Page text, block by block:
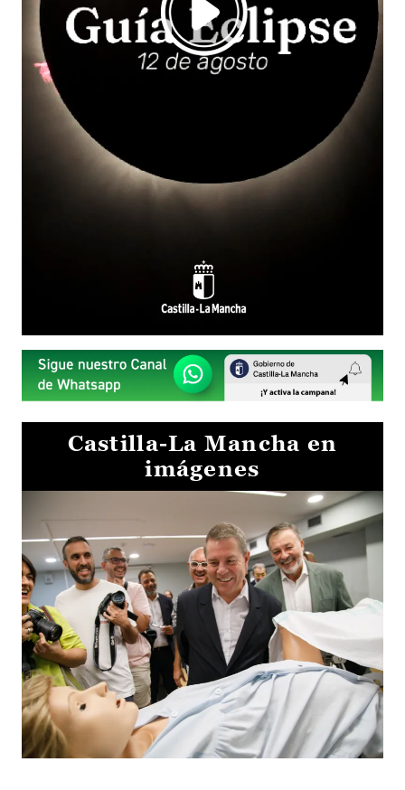
Castilla-La Mancha en
imágenes